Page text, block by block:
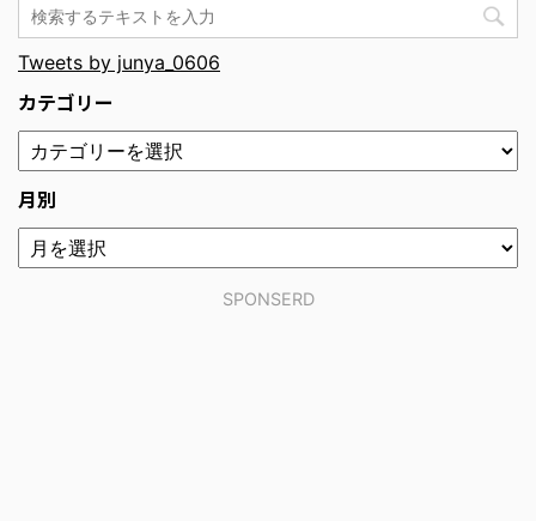
Tweets by junya_0606
カテゴリー
月別
SPONSERD